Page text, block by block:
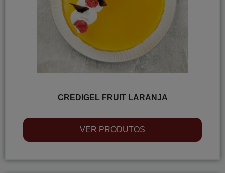
CREDIGEL FRUIT LARANJA
VER PRODUTOS